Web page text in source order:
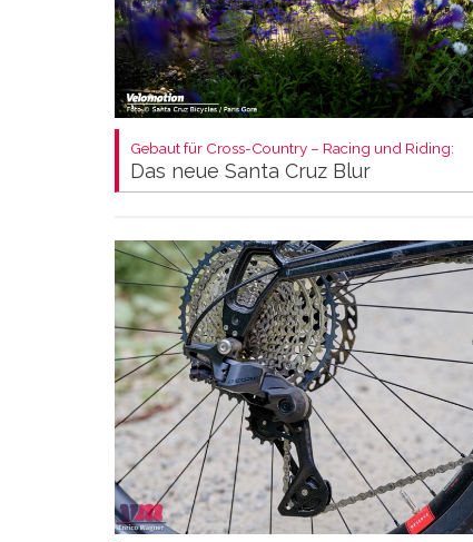
Gebaut für Cross-Country – Racing und Riding:
Das neue Santa Cruz Blur